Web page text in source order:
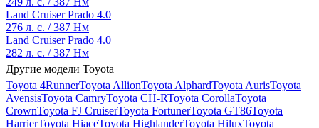
Land Cruiser Prado 4.0
276 л. с. / 387 Нм
Land Cruiser Prado 4.0
282 л. с. / 387 Нм
Другие модели Toyota
Toyota 4RunnerToyota AllionToyota AlphardToyota AurisToyota
AvensisToyota CamryToyota CH-RToyota CorollaToyota
CrownToyota FJ CruiserToyota FortunerToyota GT86Toyota
HarrierToyota HiaceToyota HighlanderToyota HiluxToyota